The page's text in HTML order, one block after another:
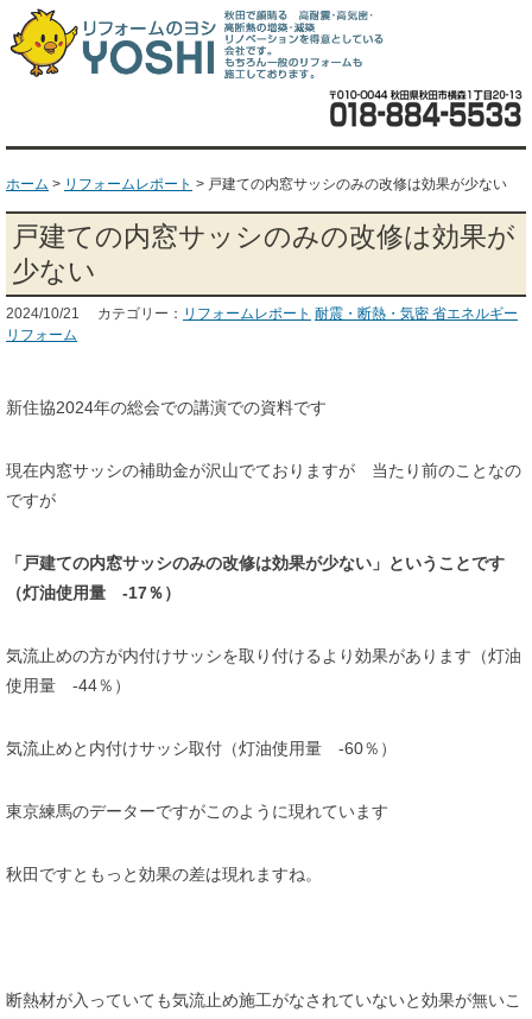
ホーム > リフォームレポート > 戸建ての内窓サッシのみの改修は効果が少ない
戸建ての内窓サッシのみの改修は効果が
少ない
2024/10/21 カテゴリー： リフォームレポート 耐震・断熱・気密 省エネルギー
リフォーム
新住協2024年の総会での講演での資料です
現在内窓サッシの補助金が沢山でておりますが 当たり前のことなの
ですが
「戸建ての内窓サッシのみの改修は効果が少ない」ということです
（灯油使用量 -17％）
気流止めの方が内付けサッシを取り付けるより効果があります（灯油
使用量 -44％）
気流止めと内付けサッシ取付（灯油使用量 -60％）
東京練馬のデーターですがこのように現れています
秋田ですともっと効果の差は現れますね。
断熱材が入っていても気流止め施工がなされていないと効果が無いこ